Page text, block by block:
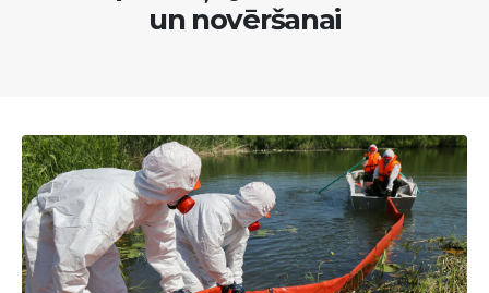
un novēršanai